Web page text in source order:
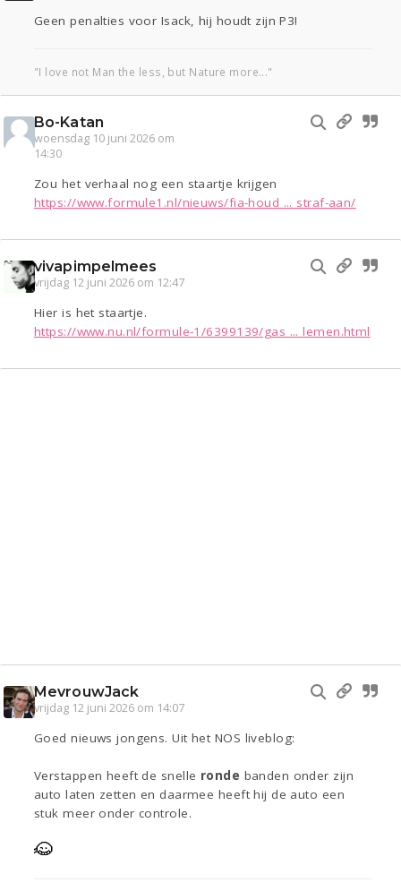
Geen penalties voor Isack, hij houdt zijn P3!
"I love not Man the less, but Nature more..."
Bo-Katan
woensdag 10 juni 2026 om
14:30
Zou het verhaal nog een staartje krijgen
https://www.formule1.nl/nieuws/fia-houd ... straf-aan/
vivapimpelmees
vrijdag 12 juni 2026 om 12:47
Hier is het staartje.
https://www.nu.nl/formule-1/6399139/gas ... lemen.html
MevrouwJack
vrijdag 12 juni 2026 om 14:07
Goed nieuws jongens. Uit het NOS liveblog:
Verstappen heeft de snelle ronde banden onder zijn
auto laten zetten en daarmee heeft hij de auto een
stuk meer onder controle.